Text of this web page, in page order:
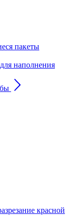
пакеты
наполнения
красной